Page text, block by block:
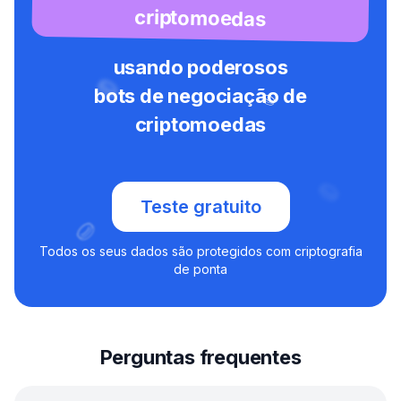
criptomoedas
usando poderosos
bots de negociação de
criptomoedas
Teste gratuito
Todos os seus dados são protegidos com criptografia
de ponta
Perguntas frequentes